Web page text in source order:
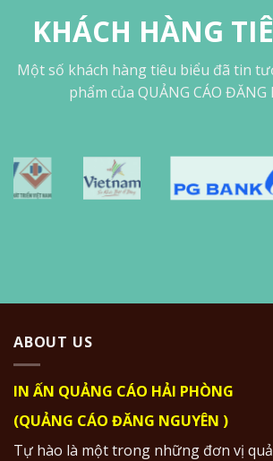
KHÁCH HÀNG
Một số khách hàng tiêu biểu đã tin
phẩm của QUẢNG CÁO ĐĂNG
ABOUT US
IN ẤN QUẢNG CÁO HẢI PHÒNG
(QUẢNG CÁO ĐĂNG NGUYÊN )
Tự hào là một trong những đơn vị